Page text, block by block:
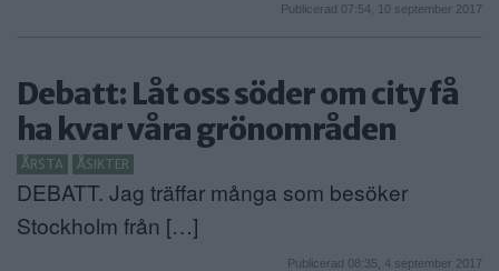
Publicerad 07:54, 10 september 2017
Debatt: Låt oss söder om city få
ha kvar våra grönområden
ÅRSTA ÅSIKTER
DEBATT. Jag träffar många som besöker
Stockholm från […]
Publicerad 08:35, 4 september 2017